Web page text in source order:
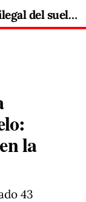
Madrid actúa contra la ocupación ilegal del suelo: demolidas nueve casas en la Vega del Tajuña
la
43